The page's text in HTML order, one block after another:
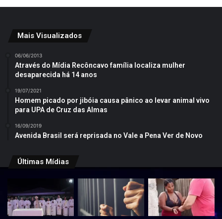
Mais Visualizados
06/06/2013
Através do Mídia Recôncavo família localiza mulher
desaparecida há 14 anos
19/07/2021
Homem picado por jibóia causa pânico ao levar animal vivo
para UPA de Cruz das Almas
16/09/2019
Avenida Brasil será reprisada no Vale a Pena Ver de Novo
Últimas Mídias